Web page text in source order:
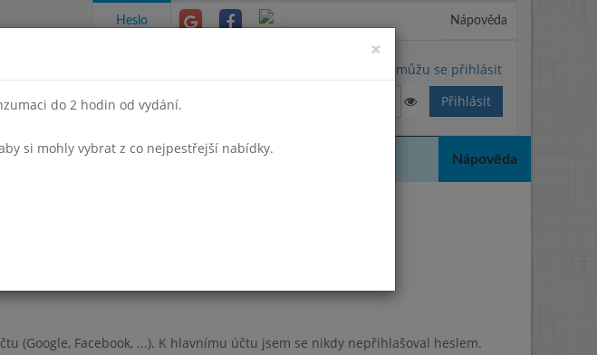
Heslo Nápověda
Nemůžu se přihlásit
Aktivity Nápověda
Facebook, ...). K hlavnímu účtu jsem se nikdy nepřihlašoval heslem.
×
do 2 hodin od vydání.
si mohly vybrat z co nejpestřejší nabídky.